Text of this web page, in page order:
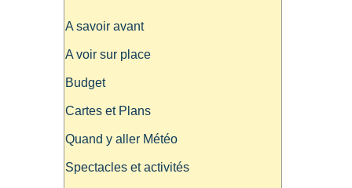
A savoir avant
A voir sur place
Budget
Cartes et Plans
Quand y aller Météo
Spectacles et activités